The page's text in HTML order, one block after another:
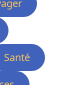
Santé